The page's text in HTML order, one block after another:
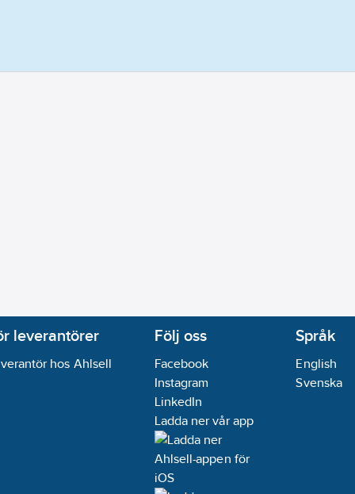
leverantörer
hos Ahlsell
Följ oss
Facebook
Instagram
LinkedIn
Ladda ner vår app
Språk
English
Svenska